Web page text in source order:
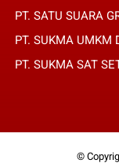
PT. SATU SUARA
PT. SUKMA UMKM
PT. SUKMA SAT
©